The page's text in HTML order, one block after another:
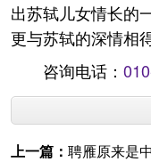
出苏轼儿女情长的
更与苏轼的深情相
咨询电话：
上一篇： 聘雁原来是